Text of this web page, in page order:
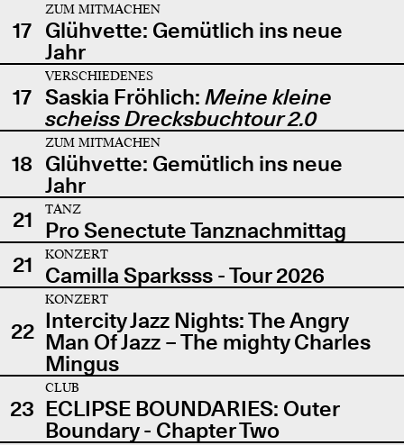
17
ZUM MITMACHEN
Glühvette: Gemütlich ins neue
Jahr
17
VERSCHIEDENES
Saskia Fröhlich: Meine kleine
scheiss Drecksbuchtour 2.0
18
ZUM MITMACHEN
Glühvette: Gemütlich ins neue
Jahr
21
TANZ
Pro Senectute Tanznachmittag
21
KONZERT
Camilla Sparksss - Tour 2026
22
KONZERT
Intercity Jazz Nights: The Angry
Man Of Jazz – The mighty Charles
Mingus
23
CLUB
ECLIPSE BOUNDARIES: Outer
Boundary - Chapter Two